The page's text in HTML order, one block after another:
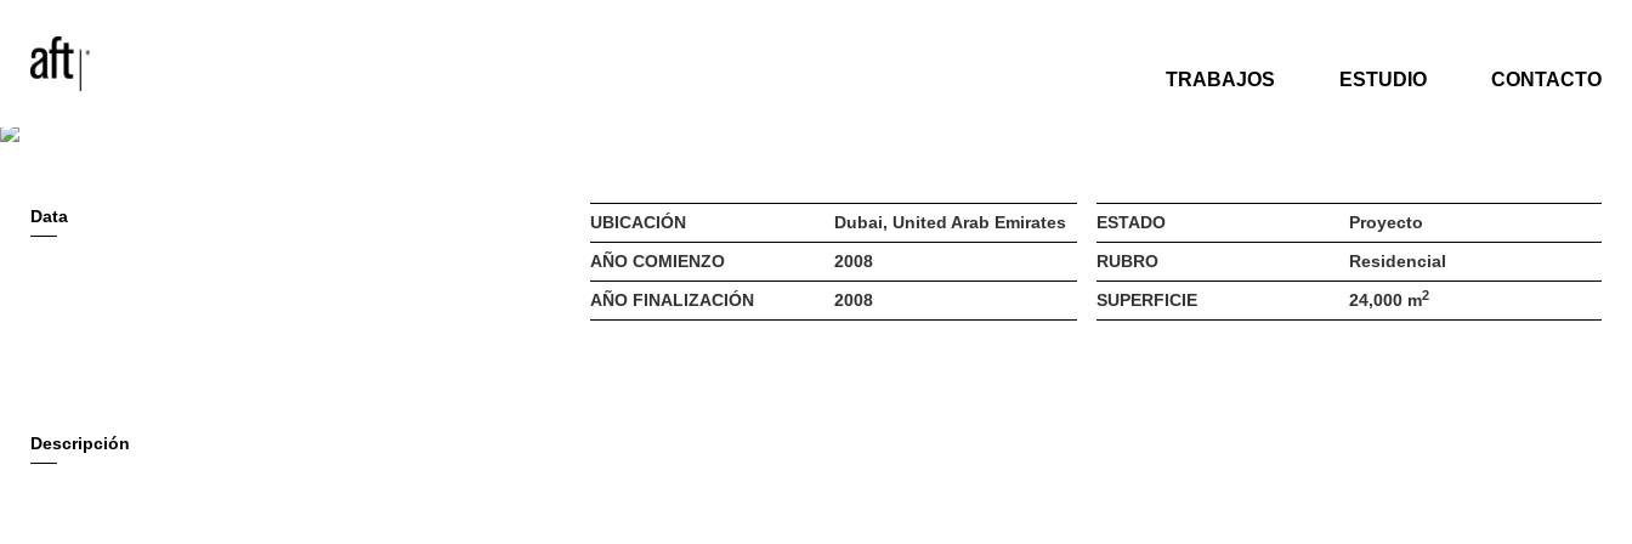
TRABAJOS ESTUDIO CONTACTO
2008
Data UBICACIÓN
Dubai, United Arab Emirates
AÑO COMIENZO
2008
AÑO FINALIZACIÓN
2008
ESTADO
Proyecto
RUBRO
Residencial
SUPERFICIE
24,000 m2
Descripción